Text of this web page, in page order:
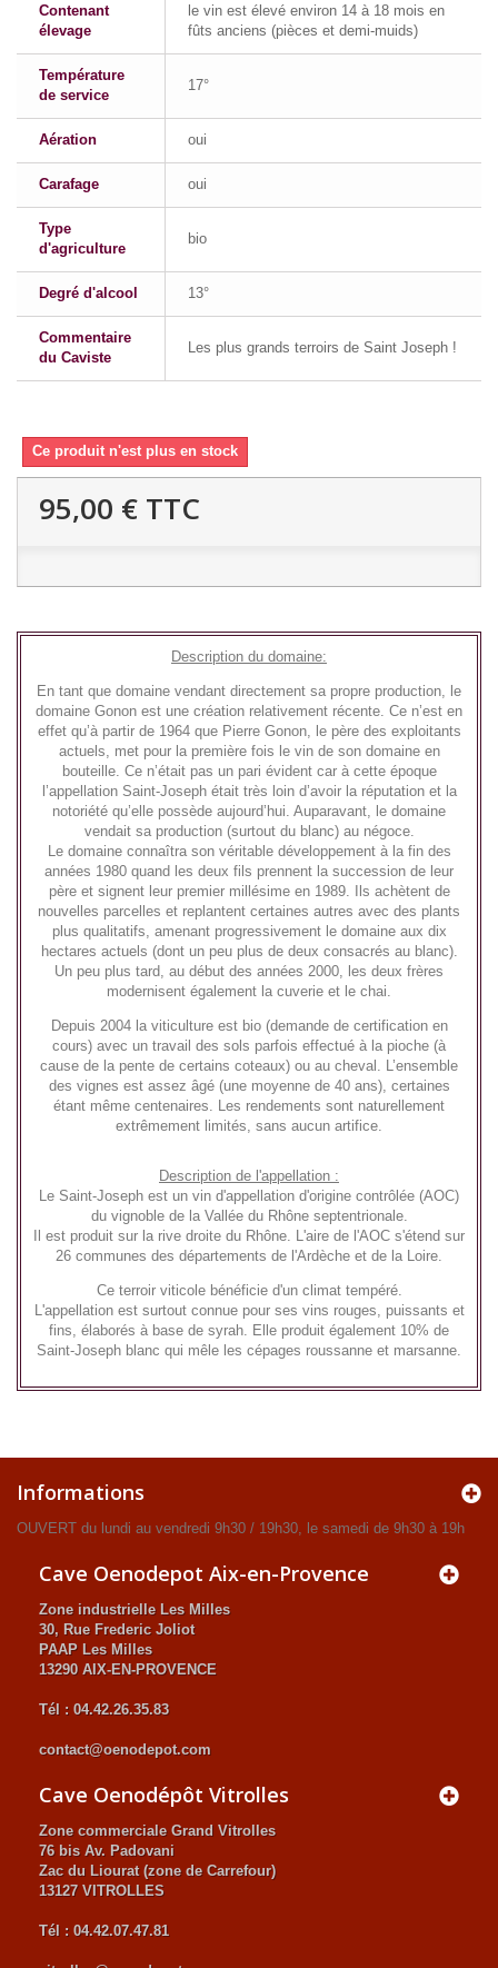
Contenant
élevage
le vin est élevé environ 14 à 18 mois en
fûts anciens (pièces et demi-muids)
Température
de service
17°
Aération oui
Carafage oui
Type
d'agriculture
bio
Degré d'alcool 13°
Commentaire
du Caviste
Les plus grands terroirs de Saint Joseph !
Ce produit n'est plus en stock
95,00 € TTC
Description du domaine:
En tant que domaine vendant directement sa propre production, le
domaine Gonon est une création relativement récente. Ce n’est en
effet qu’à partir de 1964 que Pierre Gonon, le père des exploitants
actuels, met pour la première fois le vin de son domaine en
bouteille. Ce n’était pas un pari évident car à cette époque
l’appellation Saint-Joseph était très loin d’avoir la réputation et la
notoriété qu’elle possède aujourd’hui. Auparavant, le domaine
vendait sa production (surtout du blanc) au négoce.
Le domaine connaîtra son véritable développement à la fin des
années 1980 quand les deux fils prennent la succession de leur
père et signent leur premier millésime en 1989. Ils achètent de
nouvelles parcelles et replantent certaines autres avec des plants
plus qualitatifs, amenant progressivement le domaine aux dix
hectares actuels (dont un peu plus de deux consacrés au blanc).
Un peu plus tard, au début des années 2000, les deux frères
modernisent également la cuverie et le chai.
Depuis 2004 la viticulture est bio (demande de certification en
cours) avec un travail des sols parfois effectué à la pioche (à
cause de la pente de certains coteaux) ou au cheval. L’ensemble
des vignes est assez âgé (une moyenne de 40 ans), certaines
étant même centenaires. Les rendements sont naturellement
extrêmement limités, sans aucun artifice.
Description de l'appellation :
Le Saint-Joseph est un vin d'appellation d'origine contrôlée (AOC)
du vignoble de la Vallée du Rhône septentrionale.
Il est produit sur la rive droite du Rhône. L'aire de l'AOC s'étend sur
26 communes des départements de l'Ardèche et de la Loire.
Ce terroir viticole bénéficie d'un climat tempéré.
L'appellation est surtout connue pour ses vins rouges, puissants et
fins, élaborés à base de syrah. Elle produit également 10% de
Saint-Joseph blanc qui mêle les cépages roussanne et marsanne.
Informations
OUVERT du lundi au vendredi 9h30 / 19h30, le samedi de 9h30 à 19h
Cave Oenodepot Aix-en-Provence
Zone industrielle Les Milles
30, Rue Frederic Joliot
PAAP Les Milles
13290 AIX-EN-PROVENCE
Tél : 04.42.26.35.83
contact@oenodepot.com
Cave Oenodépôt Vitrolles
Zone commerciale Grand Vitrolles
76 bis Av. Padovani
Zac du Liourat (zone de Carrefour)
13127 VITROLLES
Tél : 04.42.07.47.81